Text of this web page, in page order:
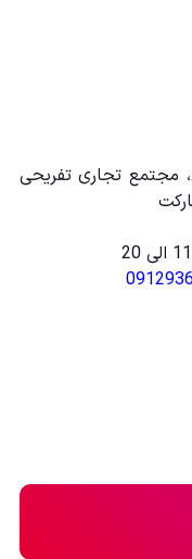
مجتمع تجاری تفریحی